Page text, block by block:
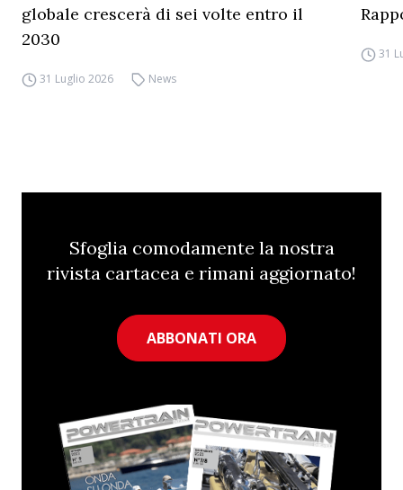
globale crescerà di sei volte entro il
2030
31 Luglio 2026 News
31
Sfoglia comodamente la nostra
rivista cartacea e rimani aggiornato!
ABBONATI ORA